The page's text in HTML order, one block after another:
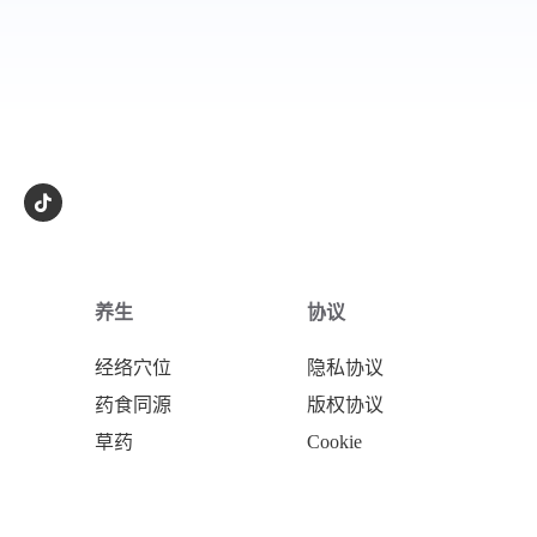
养生
经络穴位
药食同源
草药
协议
隐私协议
版权协议
Cookie